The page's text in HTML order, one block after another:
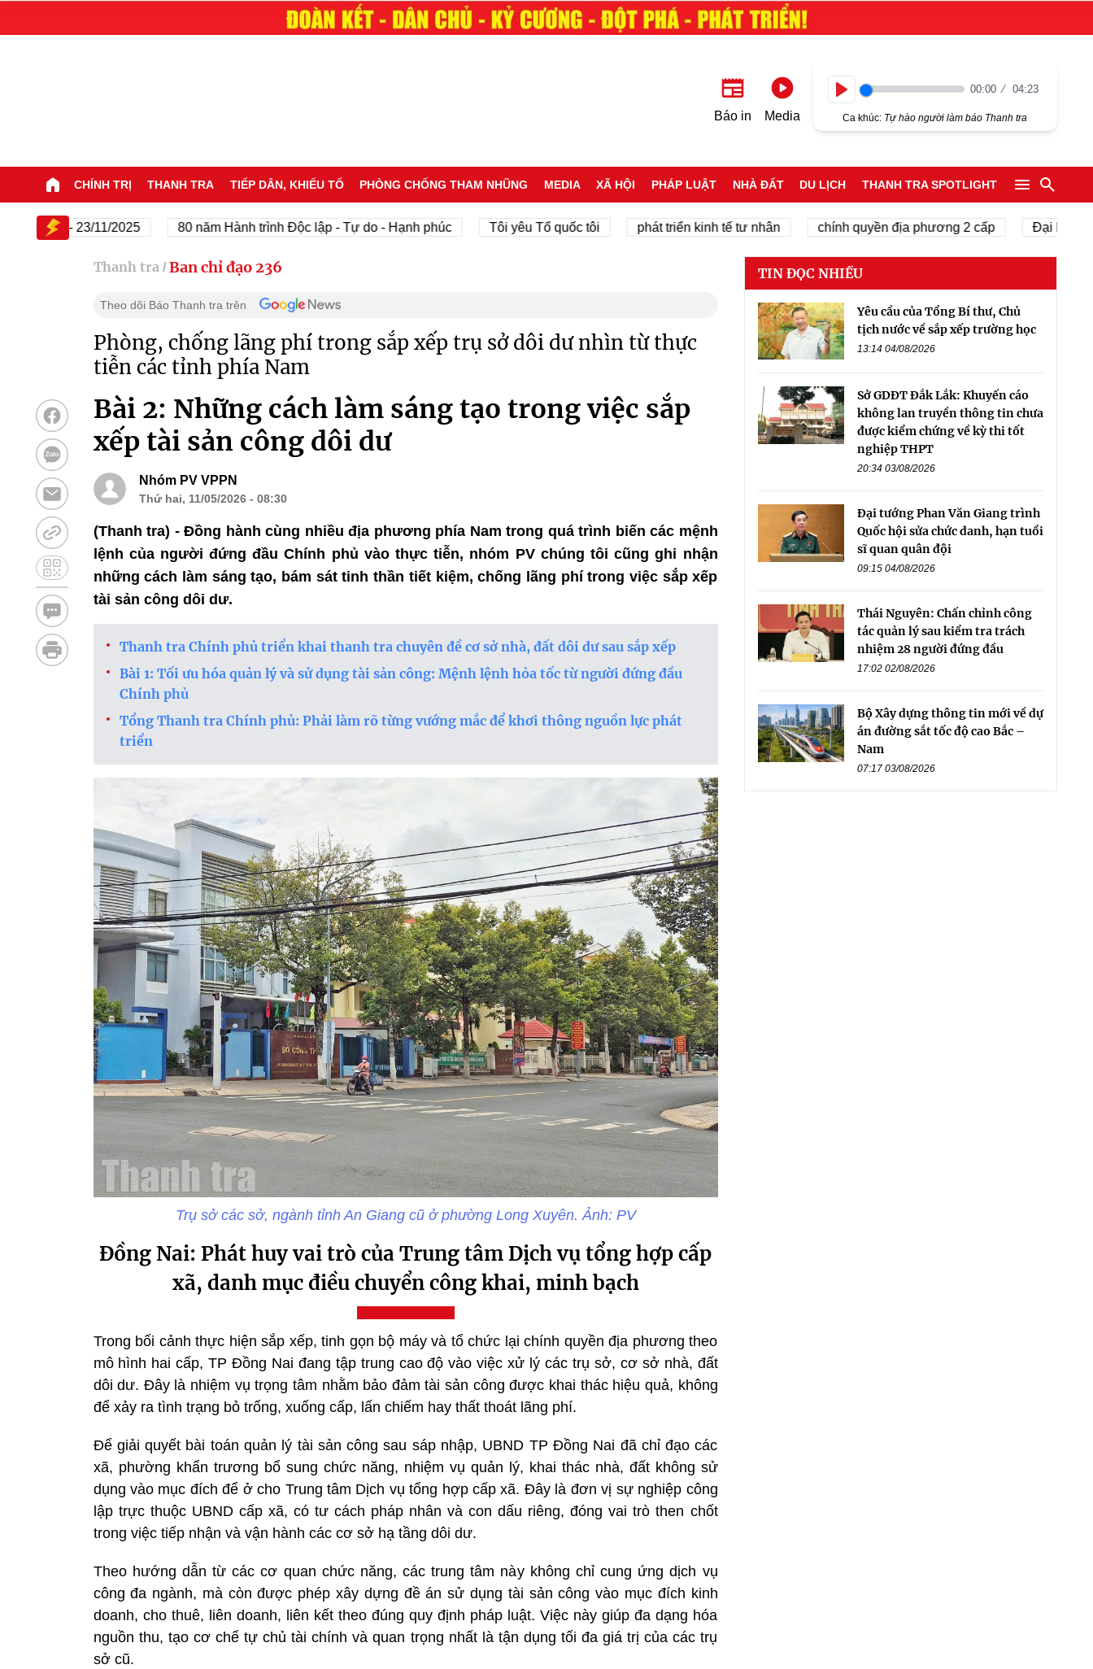
Báo in Media
00:00 04:23
Ca khúc: Tự hào người làm báo Thanh tra
CHÍNH TRỊ THANH TRA TIẾP DÂN, KHIẾU TỐ PHÒNG CHỐNG THAM NHŨNG MEDIA XÃ HỘI PHÁP LUẬT NHÀ ĐẤT DU LỊCH THANH TRA SPOTLIGHT
1945 - 23/11/2025 80 năm Hành trình Độc lập - Tự do - Hạnh phúc Tôi yêu Tổ quốc tôi phát triển kinh tế tư nhân chính quyền địa phương 2 cấp Đại hội Đại
Thanh tra / Ban chỉ đạo 236
Theo dõi Báo Thanh tra trên
Phòng, chống lãng phí trong sắp xếp trụ sở dôi dư nhìn từ thực
tiễn các tỉnh phía Nam
Bài 2: Những cách làm sáng tạo trong việc sắp
xếp tài sản công dôi dư
Nhóm PV VPPN
Thứ hai, 11/05/2026 - 08:30
(Thanh tra) - Đồng hành cùng nhiều địa phương phía Nam trong quá trình biến các mệnh
lệnh của người đứng đầu Chính phủ vào thực tiễn, nhóm PV chúng tôi cũng ghi nhận
những cách làm sáng tạo, bám sát tinh thần tiết kiệm, chống lãng phí trong việc sắp xếp
tài sản công dôi dư.
Thanh tra Chính phủ triển khai thanh tra chuyên đề cơ sở nhà, đất dôi dư sau sắp xếp
Bài 1: Tối ưu hóa quản lý và sử dụng tài sản công: Mệnh lệnh hỏa tốc từ người đứng đầu
Chính phủ
Tổng Thanh tra Chính phủ: Phải làm rõ từng vướng mắc để khơi thông nguồn lực phát
triển
Trụ sở các sở, ngành tỉnh An Giang cũ ở phường Long Xuyên. Ảnh: PV
Đồng Nai: Phát huy vai trò của Trung tâm Dịch vụ tổng hợp cấp
xã, danh mục điều chuyển công khai, minh bạch
Trong bối cảnh thực hiện sắp xếp, tinh gọn bộ máy và tổ chức lại chính quyền địa phương theo
mô hình hai cấp, TP Đồng Nai đang tập trung cao độ vào việc xử lý các trụ sở, cơ sở nhà, đất
dôi dư. Đây là nhiệm vụ trọng tâm nhằm bảo đảm tài sản công được khai thác hiệu quả, không
để xảy ra tình trạng bỏ trống, xuống cấp, lấn chiếm hay thất thoát lãng phí.
Để giải quyết bài toán quản lý tài sản công sau sáp nhập, UBND TP Đồng Nai đã chỉ đạo các
xã, phường khẩn trương bổ sung chức năng, nhiệm vụ quản lý, khai thác nhà, đất không sử
dụng vào mục đích để ở cho Trung tâm Dịch vụ tổng hợp cấp xã. Đây là đơn vị sự nghiệp công
lập trực thuộc UBND cấp xã, có tư cách pháp nhân và con dấu riêng, đóng vai trò then chốt
trong việc tiếp nhận và vận hành các cơ sở hạ tầng dôi dư.
Theo hướng dẫn từ các cơ quan chức năng, các trung tâm này không chỉ cung ứng dịch vụ
công đa ngành, mà còn được phép xây dựng đề án sử dụng tài sản công vào mục đích kinh
doanh, cho thuê, liên doanh, liên kết theo đúng quy định pháp luật. Việc này giúp đa dạng hóa
nguồn thu, tạo cơ chế tự chủ tài chính và quan trọng nhất là tận dụng tối đa giá trị của các trụ
sở cũ.
TIN ĐỌC NHIỀU
Yêu cầu của Tổng Bí thư, Chủ
tịch nước về sắp xếp trường học
13:14 04/08/2026
Sở GDĐT Đắk Lắk: Khuyến cáo
không lan truyền thông tin chưa
được kiểm chứng về kỳ thi tốt
nghiệp THPT
20:34 03/08/2026
Đại tướng Phan Văn Giang trình
Quốc hội sửa chức danh, hạn tuổi
sĩ quan quân đội
09:15 04/08/2026
Thái Nguyên: Chấn chỉnh công
tác quản lý sau kiểm tra trách
nhiệm 28 người đứng đầu
17:02 02/08/2026
Bộ Xây dựng thông tin mới về dự
án đường sắt tốc độ cao Bắc –
Nam
07:17 03/08/2026